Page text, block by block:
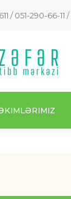
/051-290-66-11 /